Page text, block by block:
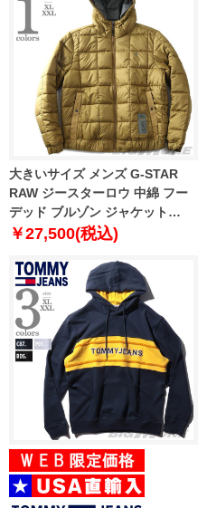
大きいサイズ メンズ G-STAR
RAW ジースターロウ 中綿 フー
デッド ブルゾン ジャケット
MEEFIC SQUARE QUILTED
b958
￥27,500(税込)